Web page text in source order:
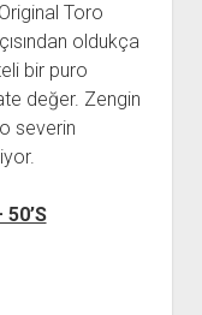
Toro
oldukça
bir puro
değer. Zengin
severin